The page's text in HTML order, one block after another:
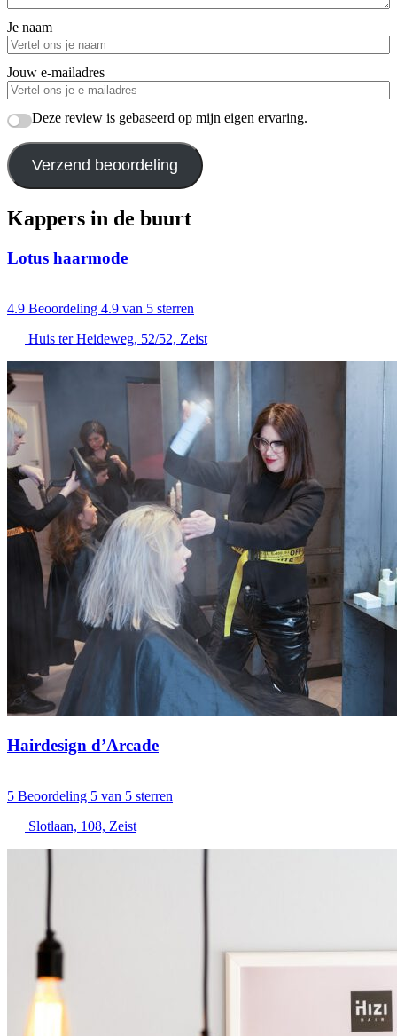
Je naam
Jouw e-mailadres
Deze review is gebaseerd op mijn eigen ervaring.
Verzend beoordeling
Kappers in de buurt
Lotus haarmode
4.9 Beoordeling 4.9 van 5 sterren
Huis ter Heideweg, 52/52, Zeist
Hairdesign d’Arcade
5 Beoordeling 5 van 5 sterren
Slotlaan, 108, Zeist